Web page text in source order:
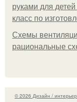
руками для
класс по
Схемы
рациональные
© 2026 Дизайн /